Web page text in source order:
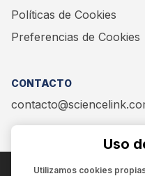
Políticas de Cookies
Preferencias de Cookies
CONTACTO
Uso
Utilizamos cookies